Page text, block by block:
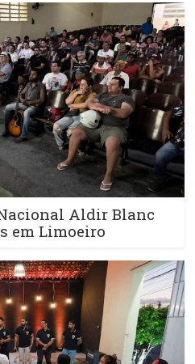
Aldir Blanc
em Limoeiro